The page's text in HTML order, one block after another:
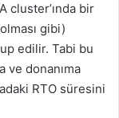
cluster’ında bir
gibi)
edilir. Tabi bu
ve donanıma
RTO süresini